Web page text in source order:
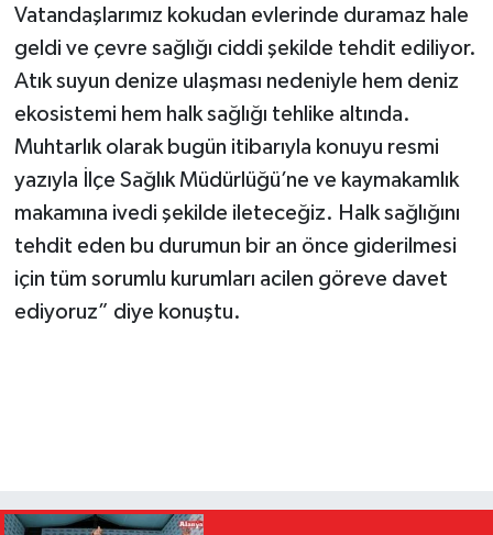
Vatandaşlarımız kokudan evlerinde duramaz hale
geldi ve çevre sağlığı ciddi şekilde tehdit ediliyor.
Atık suyun denize ulaşması nedeniyle hem deniz
ekosistemi hem halk sağlığı tehlike altında.
Muhtarlık olarak bugün itibarıyla konuyu resmi
yazıyla İlçe Sağlık Müdürlüğü’ne ve kaymakamlık
makamına ivedi şekilde ileteceğiz. Halk sağlığını
tehdit eden bu durumun bir an önce giderilmesi
için tüm sorumlu kurumları acilen göreve davet
ediyoruz” diye konuştu.